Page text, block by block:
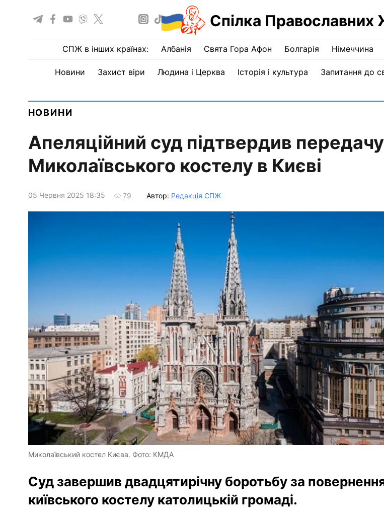
Спілка Православних
СПЖ в інших країнах: Албанія Свята Гора Афон Болгарія Німеччина
Новини Захист віри Людина і Церква Історія і культура Запитання до
НОВИНИ
Апеляційний суд підтвердив
Миколаївського костелу в Києві
05 Червня 2025 18:35 79 Автор: Редакція СПЖ
Миколаївський костел Києва. Фото: КМДА
Суд завершив двадцятирічну боротьбу за
київського костелу католицькій громаді.